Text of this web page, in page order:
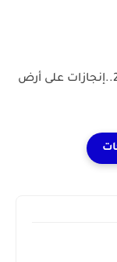
حصاد 2025..إنجازات على أرض